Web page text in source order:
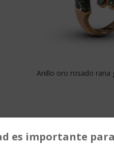
Anillo oro rosado rana
es importante